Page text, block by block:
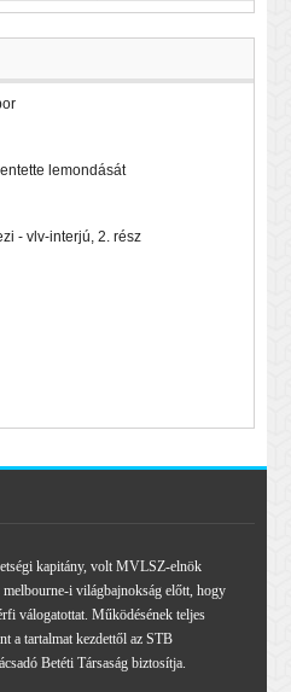
lemondását
- vlv-interjú, 2. rész
kapitány, volt MVLSZ-elnök
melbourne-i világbajnokság előtt, hogy
válogatottat. Működésének teljes
a tartalmat kezdettől az STB
Betéti Társaság biztosítja.